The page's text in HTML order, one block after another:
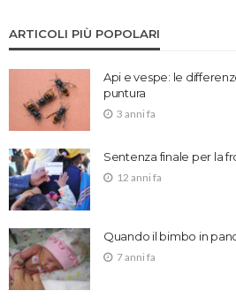
ARTICOLI PIÙ POPOLARI
Api e vespe: le
puntura
3 anni fa
Sentenza finale per la
12 anni fa
Quando il bimbo in
7 anni fa